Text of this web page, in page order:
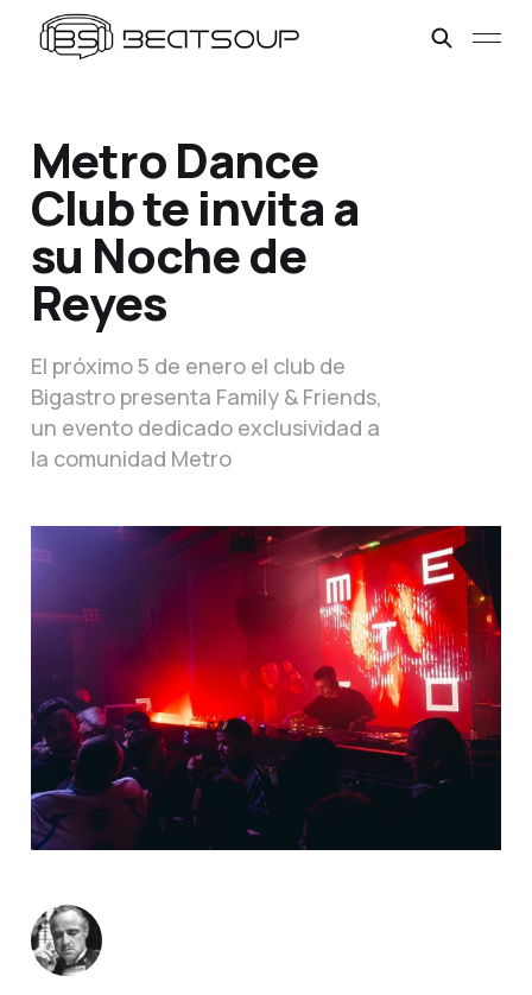
Metro Dance
Club te invita a
su Noche de
Reyes
El próximo 5 de enero el club de
Bigastro presenta Family & Friends,
un evento dedicado exclusividad a
la comunidad Metro